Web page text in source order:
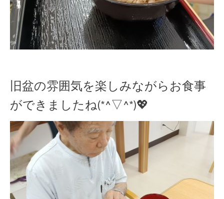
旧盆の雰囲気を楽しみながらお食事
ができましたね(*^▽^*)💖